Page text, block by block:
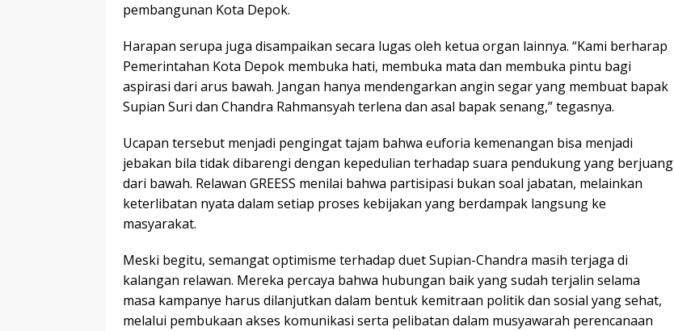
pembangunan Kota Depok.
Harapan serupa juga disampaikan secara lugas oleh ketua organ lainnya. “Kami berharap
Pemerintahan Kota Depok membuka hati, membuka mata dan membuka pintu bagi
aspirasi dari arus bawah. Jangan hanya mendengarkan angin segar yang membuat bapak
Supian Suri dan Chandra Rahmansyah terlena dan asal bapak senang,” tegasnya.
Ucapan tersebut menjadi pengingat tajam bahwa euforia kemenangan bisa menjadi
jebakan bila tidak dibarengi dengan kepedulian terhadap suara pendukung yang berjuang
dari bawah. Relawan GREESS menilai bahwa partisipasi bukan soal jabatan, melainkan
keterlibatan nyata dalam setiap proses kebijakan yang berdampak langsung ke
masyarakat.
Meski begitu, semangat optimisme terhadap duet Supian-Chandra masih terjaga di
kalangan relawan. Mereka percaya bahwa hubungan baik yang sudah terjalin selama
masa kampanye harus dilanjutkan dalam bentuk kemitraan politik dan sosial yang sehat,
melalui pembukaan akses komunikasi serta pelibatan dalam musyawarah perencanaan